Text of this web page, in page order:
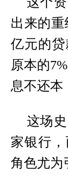
出来的重
亿元的
原本的
息不还本
这场
家银行
角色尤为